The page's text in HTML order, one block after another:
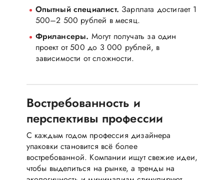
Опытный специалист. Зарплата достигает 1
500–2 500 рублей в месяц.
Фрилансеры. Могут получать за один
проект от 500 до 3 000 рублей, в
зависимости от сложности.
Востребованность и
перспективы профессии
С каждым годом профессия дизайнера
упаковки становится всё более
востребованной. Компании ищут свежие идеи,
чтобы выделиться на рынке, а тренды на